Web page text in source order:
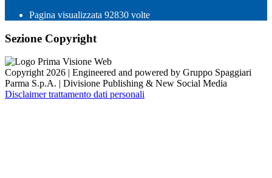
Pagina visualizzata 92830 volte
Sezione Copyright
Copyright 2026 | Engineered and powered by Gruppo Spaggiari
Parma S.p.A. | Divisione Publishing & New Social Media
Disclaimer trattamento dati personali